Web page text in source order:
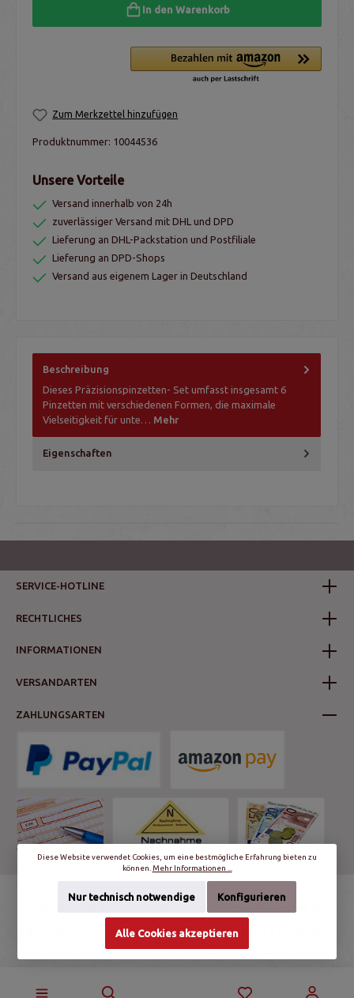
In den Warenkorb
Zum Merkzettel hinzufügen
Produktnummer: 10044536
Unsere Vorteile
Versand innerhalb von 24h
zuverlässiger Versand mit DHL und DPD
Lieferung an DHL-Packstation und Postfiliale
Lieferung an DPD-Shops
Versand aus eigenem Lager in Deutschland
Beschreibung
Dieses Präzisionspinzetten- Set umfasst insgesamt 6
Pinzetten mit verschiedenen Formen, die maximale
Vielseitigkeit für unte… Mehr
Eigenschaften
SERVICE-HOTLINE
RECHTLICHES
INFORMATIONEN
VERSANDARTEN
ZAHLUNGSARTEN
Nachnahmegebühren, wenn nicht anders angegeben.
© schalter-und-steckdosen.de | World Trading Net GmbH & Co. KG - Alle
Diese Website verwendet Cookies, um eine bestmögliche Erfahrung bieten zu
können. Mehr Informationen ...
Nur technisch notwendige Konfigurieren
Alle Cookies akzeptieren